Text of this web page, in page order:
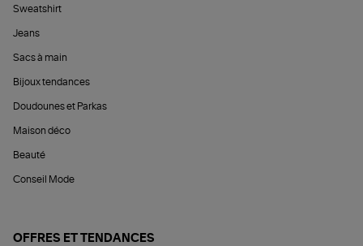
Sweatshirt
Jeans
Sacs à main
Bijoux tendances
Doudounes et Parkas
Maison déco
Beauté
Conseil Mode
OFFRES ET TENDANCES